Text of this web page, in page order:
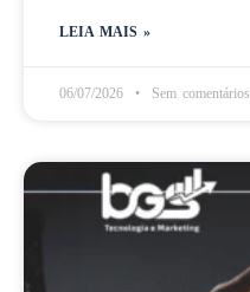
LEIA MAIS »
06/07/2026 Sem comentários